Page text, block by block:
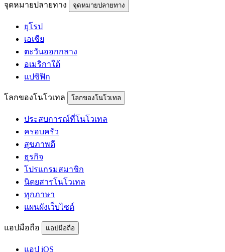
จุดหมายปลายทาง จุดหมายปลายทาง
ยุโรป
เอเชีย
ตะวันออกกลาง
อเมริกาใต้
แปซิฟิก
โลกของโนโวเทล โลกของโนโวเทล
ประสบการณ์ที่โนโวเทล
ครอบครัว
สุขภาพดี
ธุรกิจ
โปรแกรมสมาชิก
นิตยสารโนโวเทล
ทุกภาษา
แผนผังเว็บไซต์
แอปมือถือ แอปมือถือ
แอป iOS